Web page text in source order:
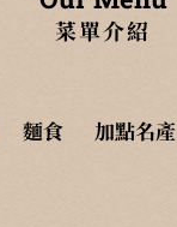
菜單介紹
麵食 加點名產